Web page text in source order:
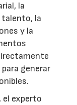
la
talento, la
y la
generar
el experto